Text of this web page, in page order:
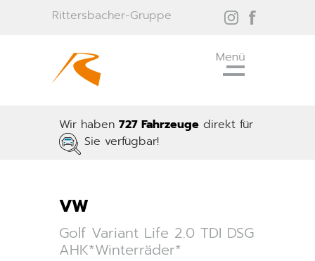
Rittersbacher-Gruppe
Wir haben 727 Fahrzeuge direkt für
Sie verfügbar!
VW
Golf Variant Life 2.0 TDI DSG
AHK*Winterräder*